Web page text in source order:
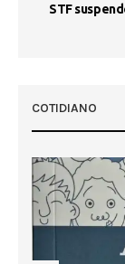
STF
COTIDIANO